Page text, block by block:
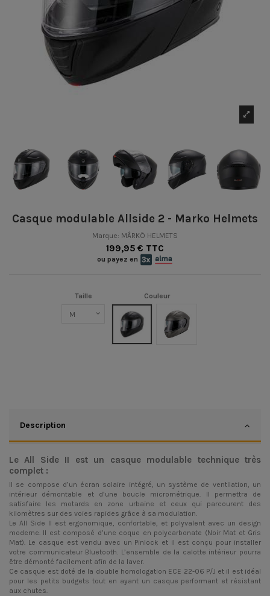
Casque modulable Allside 2 - Marko Helmets
Marque: MÂRKÖ HELMETS
199,95 € TTC
ou payez en
Taille
Couleur
Black Matt
Grey Matt
Description
Le All Side II est un casque modulable technique très
complet :
Il se compose d’un écran solaire intégré, un système de ventilation, un
intérieur démontable et d’une boucle micrométrique. Il permettra de
satisfaire les motards en zone urbaine et ceux qui parcourent des
kilomètres sur des voies rapides grâce à sa modulation.
Le All Side II est ergonomique, confortable, et polyvalent avec un design
moderne. Il est composé d’une coque en polycarbonate (Noir Mat et Gris
Mat). Le casque est vendu avec un Pinlock et il est conçu pour installer
votre communicateur Bluetooth. L’ensemble de la calotte intérieur pourra
être démonté facilement afin de la laver.
Ce casque est doté de la double homologation ECE 22-06 P/J et il est idéal
pour les petits budgets tout en ayant un casque performant et résistant
aux chutes.